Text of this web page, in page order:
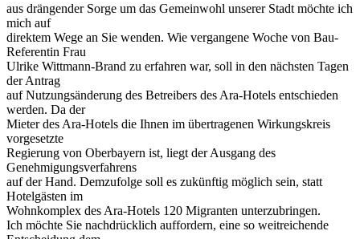
aus drängender Sorge um das Gemeinwohl unserer Stadt möchte ich
mich auf
direktem Wege an Sie wenden. Wie vergangene Woche von Bau-
Referentin Frau
Ulrike Wittmann-Brand zu erfahren war, soll in den nächsten Tagen
der Antrag
auf Nutzungsänderung des Betreibers des Ara-Hotels entschieden
werden. Da der
Mieter des Ara-Hotels die Ihnen im übertragenen Wirkungskreis
vorgesetzte
Regierung von Oberbayern ist, liegt der Ausgang des
Genehmigungsverfahrens
auf der Hand. Demzufolge soll es zukünftig möglich sein, statt
Hotelgästen im
Wohnkomplex des Ara-Hotels 120 Migranten unterzubringen.
Ich möchte Sie nachdrücklich auffordern, eine so weitreichende